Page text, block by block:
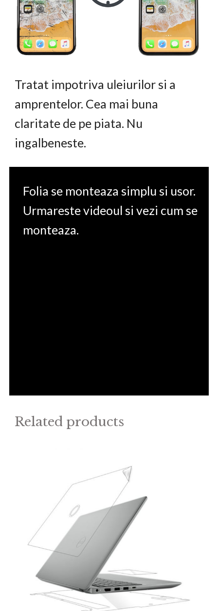
Tratat impotriva uleiurilor si a
amprentelor. Cea mai buna
claritate de pe piata. Nu
ingalbeneste.
Folia se monteaza simplu si usor.
Urmareste videoul si vezi cum se
monteaza.
Related products